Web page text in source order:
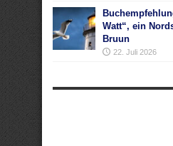
Watt“, ein
Bruun
22. Juli 2026